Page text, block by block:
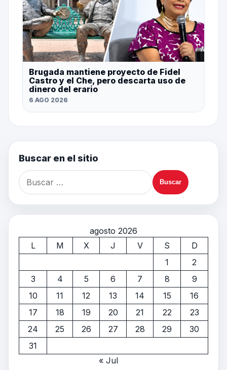
Brugada mantiene proyecto de Fidel
Castro y el Che, pero descarta uso de
dinero del erario
6 AGO 2026
Buscar en el sitio
agosto 2026
L
M X J V S
D
1
2
3
4 5 6 7 8
9
10
11 12 13 14 15
16
17
18 19 20 21 22
23
24
25 26 27 28 29
30
31
« Jul